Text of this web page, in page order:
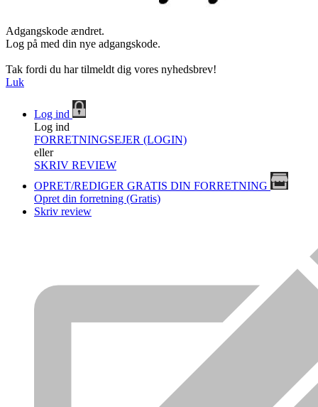
Adgangskode ændret.
Log på med din nye adgangskode.
Tak fordi du har tilmeldt dig vores nyhedsbrev!
Luk
Log ind
Log ind
FORRETNINGSEJER (LOGIN)
eller
SKRIV REVIEW
OPRET/REDIGER GRATIS DIN FORRETNING
Opret din forretning (Gratis)
Skriv review